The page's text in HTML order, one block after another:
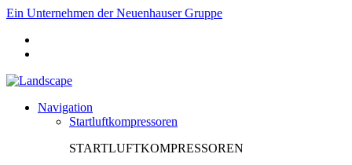
Ein Unternehmen der Neuenhauser Gruppe
Navigation
Startluftkompressoren
STARTLUFTKOMPRESSOREN